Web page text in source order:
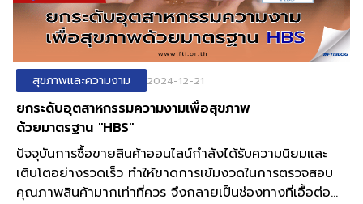
สุขภาพและความงาม 2024-12-21
ยกระดับอุตสาหกรรมความงามเพื่อสุขภาพ
ด้วยมาตรฐาน "HBS"
ปัจจุบันการซื้อขายสินค้าออนไลน์กำลังได้รับความนิยมและ
เติบโตอย่างรวดเร็ว ทำให้ขาดการเข้มงวดในการตรวจสอบ
คุณภาพสินค้ามากเท่าที่ควร จึงกลายเป็นช่องทางที่เอื้อต่อ